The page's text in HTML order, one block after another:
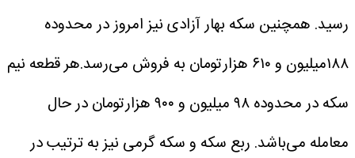
۱۸۸میلیون و ۶۱۰ هزارتومان به فروش می‌رسد.هر قطعه نیم
سکه در محدوده ‎‎‎۹۸ میلیون و ۹۰۰ هزارتومان در حال
معامله می‌باشد. ربع سکه و سکه گرمی نیز به ترتیب در